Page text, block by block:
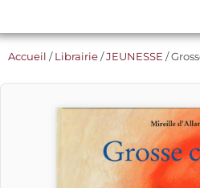
Accueil /Librairie/JEUNESSE /